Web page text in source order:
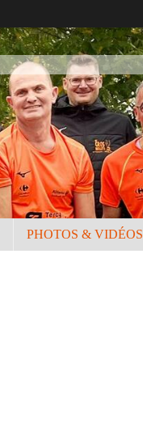
PHOTOS & VIDÉOS